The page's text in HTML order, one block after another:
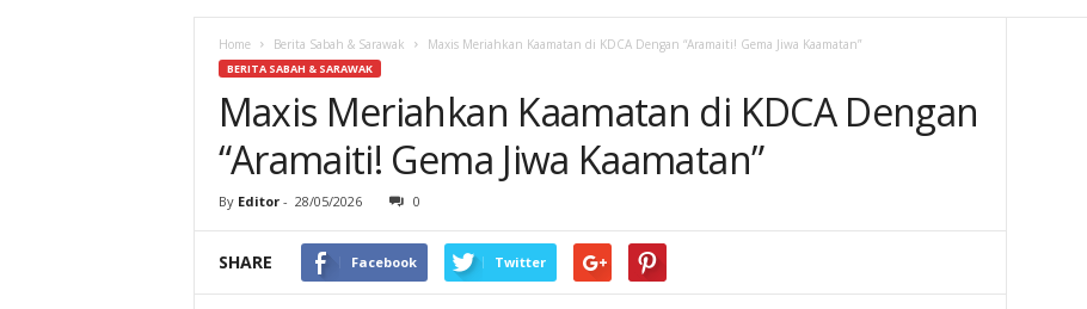
Home Berita Sabah & Sarawak Maxis Meriahkan Kaamatan di KDCA Dengan “Aramaiti! Gema Jiwa Kaamatan”
BERITA SABAH & SARAWAK
Maxis Meriahkan Kaamatan di KDCA Dengan
“Aramaiti! Gema Jiwa Kaamatan”
By Editor- 28/05/2026 0
SHARE Facebook Twitter